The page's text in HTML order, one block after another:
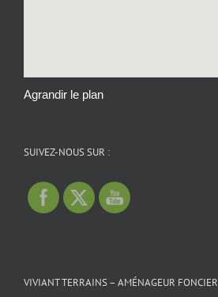
Agrandir le plan
SUIVEZ-NOUS SUR :
VIVIANT TERRAINS – AMÉNAGEUR FONCIER